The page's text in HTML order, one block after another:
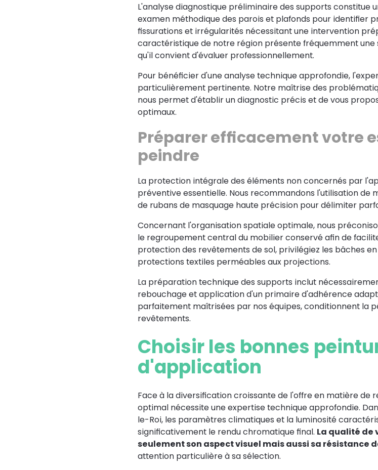
L'analyse diagnostique préliminaire des supports constitue
examen méthodique des parois et plafonds pour identifier
fissurations et irrégularités nécessitant une intervention
caractéristique de notre région présente fréquemment
qu'il convient d'évaluer professionnellement.
Pour bénéficier d'une analyse technique approfondie,
particulièrement pertinente. Notre maîtrise des
nous permet d'établir un diagnostic précis et de vous
optimaux.
Préparer efficacement votre
peindre
La protection intégrale des éléments non concernés par
préventive essentielle. Nous recommandons l'utilisation
de rubans de masquage haute précision pour délimiter
Concernant l'organisation spatiale optimale, nous
le regroupement central du mobilier conservé afin de
protection des revêtements de sol, privilégiez les bâches
protections textiles perméables aux projections.
La préparation technique des supports inclut
rebouchage et application d'un primaire d'adhérence
parfaitement maîtrisées par nos équipes, conditionnent la
revêtements.
Choisir les bonnes
d'application
Face à la diversification croissante de l'offre en matière de
optimal nécessite une expertise technique approfondie.
le-Roi, les paramètres climatiques et la luminosité
significativement le rendu chromatique final. La qualité de
seulement son aspect visuel mais aussi sa résistance
attention particulière à sa sélection.